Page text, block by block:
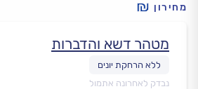
מחירון
מטהר דשא והדברות
נבדק לאחרונה אתמול